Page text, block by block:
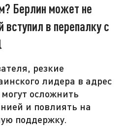
Берлин может не
вступил в перепалку с
резкие
лидера в адрес
осложнить
и повлиять на
поддержку.